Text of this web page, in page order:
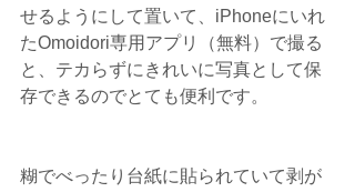
せるようにして置いて、iPhoneにいれ
たOmoidori専用アプリ（無料）で撮る
と、テカらずにきれいに写真として保
存できるのでとても便利です。
糊でべったり台紙に貼られていて剥が